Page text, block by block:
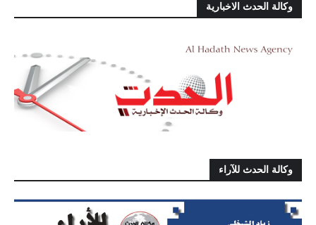
وكالة الحدث الاخبارية
وكالة الحدث للآراء